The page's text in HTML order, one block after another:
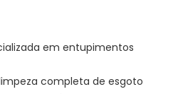
em entupimentos
completa de esgoto